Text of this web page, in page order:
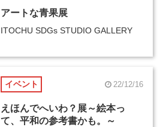
アートな青果展
ITOCHU SDGs STUDIO GALLERY
イベント 22/12/16
えほんでへいわ？展～絵本っ
て、平和の参考書かも。～